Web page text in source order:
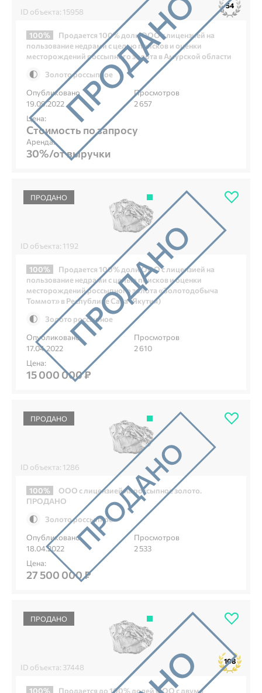
ID объекта: 15958
54
100%
Продается 100% доли ООО с лицензией на
пользование недрами с целью поисков и оценки
месторождений россыпного золота в Амурской области
Золото россыпное
Опубликовано
19.09.2022
Просмотров
2 657
Цена:
Стоимость по запросу
Аренда:
30%/от выручки
ПРОДАНО
ID объекта: 1192
100%
Продается 100% доли ООО с лицензией на
пользование недрами с целью поисков и оценки
месторождений россыпного золота «Золотодобыча
Томмот» в Республике Саха (Якутия)
Золото россыпное
Опубликовано
17.04.2022
Просмотров
2 610
Цена:
15 000 000 ₽
ПРОДАНО
ID объекта: 1286
100%
ООО с лицензией на россыпное золото.
ПРОДАНО
Золото россыпное
Опубликовано
18.04.2022
Просмотров
2 533
Цена:
27 500 000 ₽
ПРОДАНО
ID объекта: 37448
108
100% Продается до 100% долей ООО с двумя